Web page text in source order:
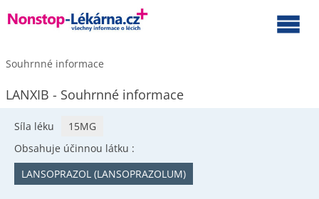
Souhrnné informace
LANXIB - Souhrnné informace
Síla léku
15MG
Obsahuje účinnou látku :
LANSOPRAZOL (LANSOPRAZOLUM)